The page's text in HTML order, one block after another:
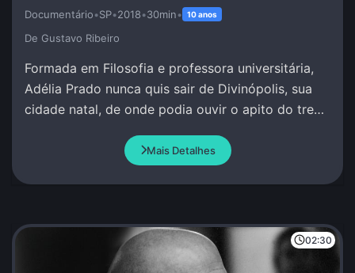
Documentário•SP•2018•30min• 10 anos
De Gustavo Ribeiro
Formada em Filosofia e professora universitária,
Adélia Prado nunca quis sair de Divinópolis, sua
cidade natal, de onde podia ouvir o apito do trem
Mais Detalhes
02:30